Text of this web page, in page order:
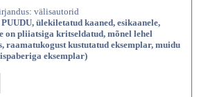
välisautorid
ülekiletatud kaaned, esikaanele,
on pliiatsiga kritseldatud, mõnel lehel
raamatukogust kustutatud eksemplar, muidu
eksemplar)